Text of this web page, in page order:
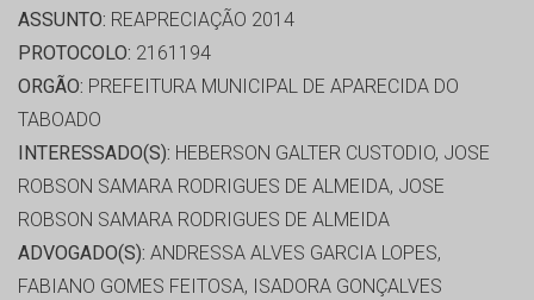
ASSUNTO: REAPRECIAÇÃO 2014
PROTOCOLO: 2161194
ORGÃO: PREFEITURA MUNICIPAL DE APARECIDA DO
TABOADO
INTERESSADO(S): HEBERSON GALTER CUSTODIO, JOSE
ROBSON SAMARA RODRIGUES DE ALMEIDA, JOSE
ROBSON SAMARA RODRIGUES DE ALMEIDA
ADVOGADO(S): ANDRESSA ALVES GARCIA LOPES,
FABIANO GOMES FEITOSA, ISADORA GONÇALVES